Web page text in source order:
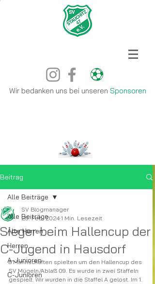
Wir bedanken uns bei unseren Sponsoren
Beitrag
Alle Beiträge
Alte Herren
Herren
A-Junioren
C-Junioren
Alle Beiträge
Sieger beim Hallencup der
C-Jugend in Hausdorf
SV Blogmanager
25. Feb. 2024 1 Min. Lesezeit
8 Mannschaften spielten um den Hallencup des
SV Mügeln/Ablaß 09. Es wurde in zwei Staffeln
gespielt. Wir wurden in die Staffel A gelost. Im 1.